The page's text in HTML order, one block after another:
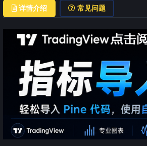
详情介绍 常见问题